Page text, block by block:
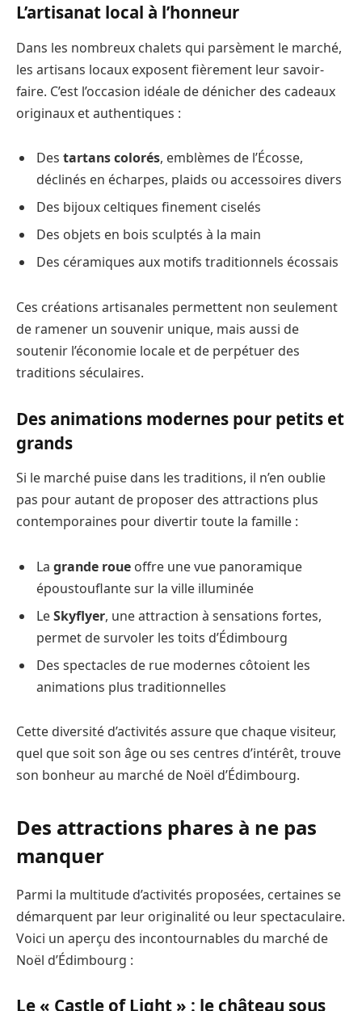
L’artisanat local à l’honneur
Dans les nombreux chalets qui parsèment le marché,
les artisans locaux exposent fièrement leur savoir-
faire. C’est l’occasion idéale de dénicher des cadeaux
originaux et authentiques :
Des tartans colorés, emblèmes de l’Écosse,
déclinés en écharpes, plaids ou accessoires divers
Des bijoux celtiques finement ciselés
Des objets en bois sculptés à la main
Des céramiques aux motifs traditionnels écossais
Ces créations artisanales permettent non seulement
de ramener un souvenir unique, mais aussi de
soutenir l’économie locale et de perpétuer des
traditions séculaires.
Des animations modernes pour petits et
grands
Si le marché puise dans les traditions, il n’en oublie
pas pour autant de proposer des attractions plus
contemporaines pour divertir toute la famille :
La grande roue offre une vue panoramique
époustouflante sur la ville illuminée
LeSkyflyer, une attraction à sensations fortes,
permet de survoler les toits d’Édimbourg
Des spectacles de rue modernes côtoient les
animations plus traditionnelles
Cette diversité d’activités assure que chaque visiteur,
quel que soit son âge ou ses centres d’intérêt, trouve
son bonheur au marché de Noël d’Édimbourg.
Des attractions phares à ne pas
manquer
Parmi la multitude d’activités proposées, certaines se
démarquent par leur originalité ou leur spectaculaire.
Voici un aperçu des incontournables du marché de
Noël d’Édimbourg :
Le « Castle of Light » : le château sous